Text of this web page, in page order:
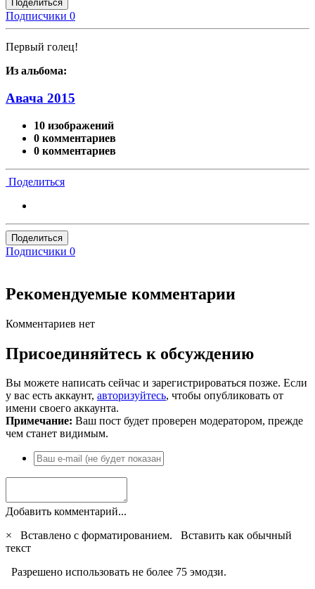
Поделиться
Подписчики 0
Первый голец!
Из альбома:
Авача 2015
10 изображений
0 комментариев
0 комментариев
Поделиться
Поделиться
Подписчики 0
Рекомендуемые комментарии
Комментариев нет
Присоединяйтесь к обсуждению
Вы можете написать сейчас и зарегистрироваться позже. Если
у вас есть аккаунт, авторизуйтесь, чтобы опубликовать от
имени своего аккаунта.
Примечание: Ваш пост будет проверен модератором, прежде
чем станет видимым.
Добавить комментарий...
×
Вставлено с форматированием. Вставить как обычный
текст
Разрешено использовать не более 75 эмодзи.